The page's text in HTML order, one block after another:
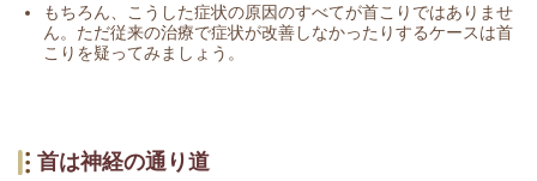
もちろん、こうした症状の原因のすべてが首こりではありませ
ん。ただ従来の治療で症状が改善しなかったりするケースは首
こりを疑ってみましょう。
首は神経の通り道